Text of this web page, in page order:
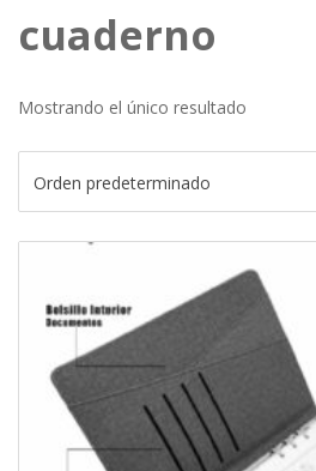
cuaderno
Mostrando el único resultado
Orden predeterminado